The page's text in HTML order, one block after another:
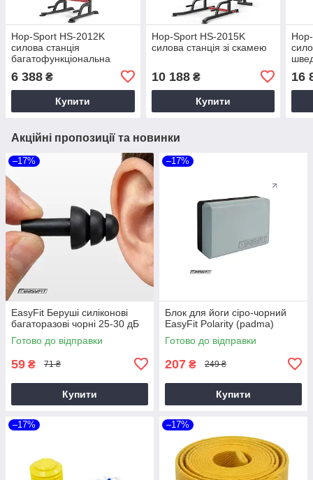
Hop-Sport HS-2012K
силова станція
багатофункціональна
6 388 ₴
Купити
Hop-Sport HS-2015K
силова станція зі скамею
10 188₴
Купити
16
Акційні пропозиції та новинки
–17%
EasyFit Беруші силіконові
багаторазові чорні 25-30 дБ
Готово до відправки
59 ₴ 71 ₴
Купити
–17%
Блок для йоги сіро-чорний
EasyFit Polarity (рadma)
Готово до відправки
207 ₴ 249 ₴
Купити
–17% –17%